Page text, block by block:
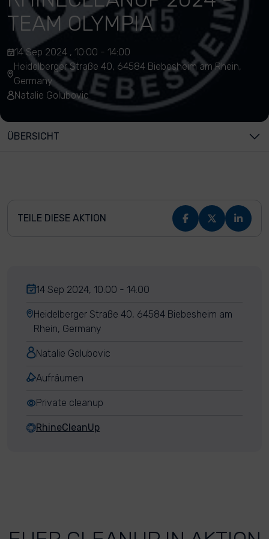
TEAM OLYMPIA
14 Sep 2024 , 10:00 - 14:00
Heidelberger Straße 40, 64584 Biebesheim am Rhein,
Germany
Natalie Golubovic
ÜBERSICHT
TEILE DIESE AKTION
14 Sep 2024, 10:00 - 14:00
Heidelberger Straße 40, 64584 Biebesheim am
Rhein, Germany
Natalie Golubovic
Aufräumen
Private cleanup
RhineCleanUp